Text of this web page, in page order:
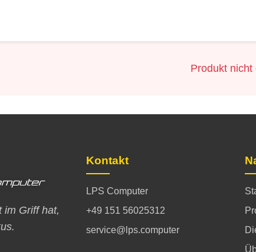
Produkt nicht
im Griff hat,
Kontakt
LPS Computer
+49 151 56025312
service@lps.computer